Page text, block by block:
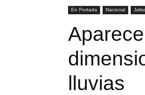
En Portada Nacional
lluvias